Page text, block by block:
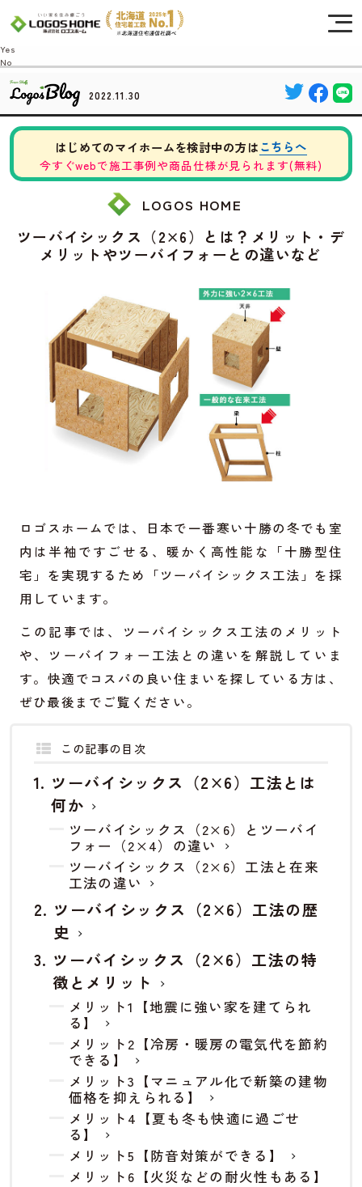
2022.11.30
はじめてのマイホームを検討中の方はこちらへ
今すぐwebで施工事例や商品仕様が見られます(無料)
LOGOS HOME
ツーバイシックス（2×6）とは？メリット・デ
メリットやツーバイフォーとの違いなど
ロゴスホームでは、日本で一番寒い十勝の冬でも室
内は半袖ですごせる、暖かく高性能な「十勝型住
宅」を実現するため「ツーバイシックス工法」を採
用しています。
この記事では、ツーバイシックス工法のメリット
や、ツーバイフォー工法との違いを解説していま
す。快適でコスパの良い住まいを探している方は、
ぜひ最後までご覧ください。
この記事の目次
ツーバイシックス（2×6）工法とは
何か
ツーバイシックス（2×6）とツーバイ
フォー（2×4）の違い
ツーバイシックス（2×6）工法と在来
工法の違い
ツーバイシックス（2×6）工法の歴
史
ツーバイシックス（2×6）工法の特
徴とメリット
メリット1【地震に強い家を建てられ
る】
メリット2【冷房・暖房の電気代を節約
できる】
メリット3【マニュアル化で新築の建物
価格を抑えられる】
メリット4【夏も冬も快適に過ごせ
る】
メリット5【防音対策ができる】
メリット6【火災などの耐火性もある】
Cookie を使用して、お客様の活動を追跡してもよろしいですか? 当社ではお客様の
プライバシーを極めて重視しています。詳細について、およびご質問がある場合
は、当社のプライバシーポリシーをご覧ください。
Yes
No